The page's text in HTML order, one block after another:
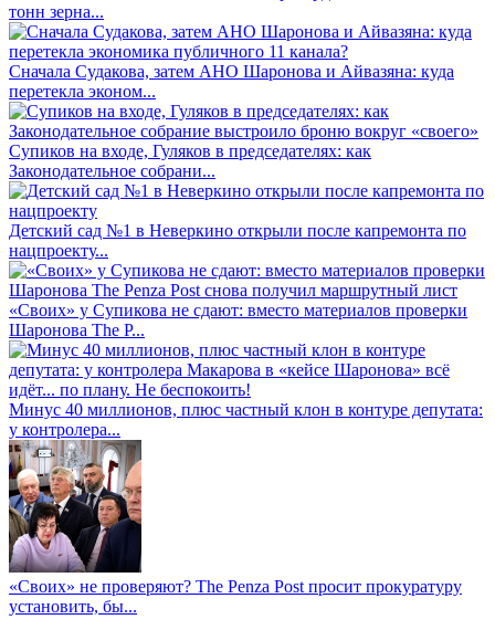
тонн зерна...
Сначала Судакова, затем АНО Шаронова и Айвазяна: куда
перетекла эконом...
Супиков на входе, Гуляков в председателях: как
Законодательное собрани...
Детский сад №1 в Неверкино открыли после капремонта по
нацпроекту...
«Своих» у Супикова не сдают: вместо материалов проверки
Шаронова The P...
Минус 40 миллионов, плюс частный клон в контуре депутата:
у контролера...
«Своих» не проверяют? The Penza Post просит прокуратуру
установить, бы...